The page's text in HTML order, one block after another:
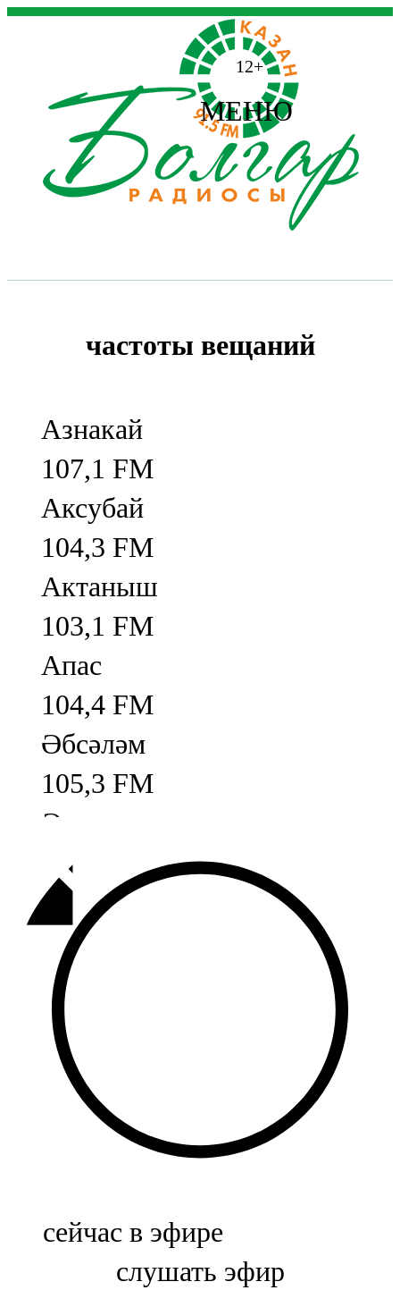
12+
МЕНЮ
частоты вещаний
Азнакай
107,1 FM
Аксубай
104,3 FM
Актаныш
103,1 FM
Апас
104,4 FM
Әбсәләм
105,3 FM
Әлмәт
92,9 FM
Базарлы матак
107,1 FM
Балык бистәсе
104,9 FM
Баулы
107,5 FM
Биләр
Болгар
сейчас в эфире
слушать эфир